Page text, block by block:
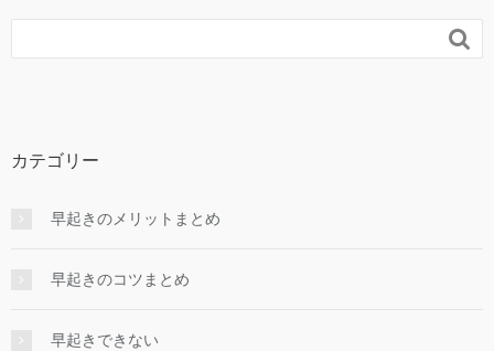

カテゴリー
早起きのメリットまとめ
早起きのコツまとめ
早起きできない